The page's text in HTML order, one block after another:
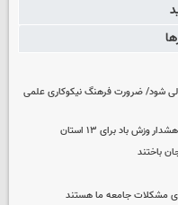
شود/ ضرورت فرهنگ نیکوکاری علمی
مشکلات جامعه ما هستند